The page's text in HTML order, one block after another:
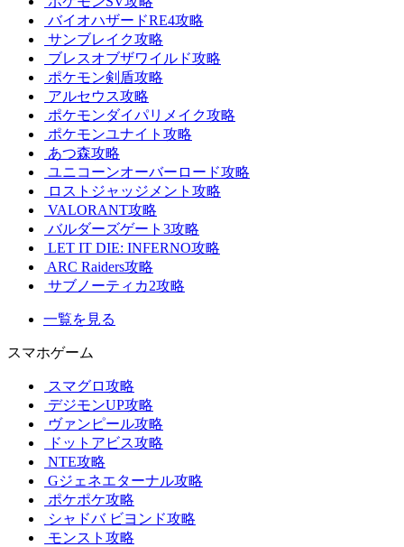
バイオハザードRE4攻略
サンブレイク攻略
ブレスオブザワイルド攻略
ポケモン剣盾攻略
アルセウス攻略
ポケモンダイパリメイク攻略
ポケモンユナイト攻略
あつ森攻略
ユニコーンオーバーロード攻略
ロストジャッジメント攻略
VALORANT攻略
バルダーズゲート3攻略
LET IT DIE: INFERNO攻略
ARC Raiders攻略
サブノーティカ2攻略
一覧を見る
スマホゲーム
スマグロ攻略
デジモンUP攻略
ヴァンピール攻略
ドットアビス攻略
NTE攻略
Gジェネエターナル攻略
ポケポケ攻略
シャドバ ビヨンド攻略
モンスト攻略